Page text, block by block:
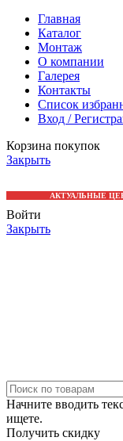
Главная
Каталог
Монтаж
О компании
Галерея
Контакты
Список
Вход /
Корзина покупок
Закрыть
АКТУАЛЬНЫЕ
Войти
Закрыть
Начните вводить
ищете.
Получить скидку